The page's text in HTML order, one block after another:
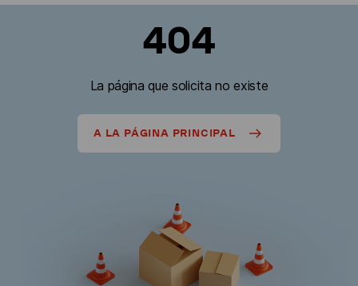
404
La página que solicita no existe
A LA PÁGINA PRINCIPAL